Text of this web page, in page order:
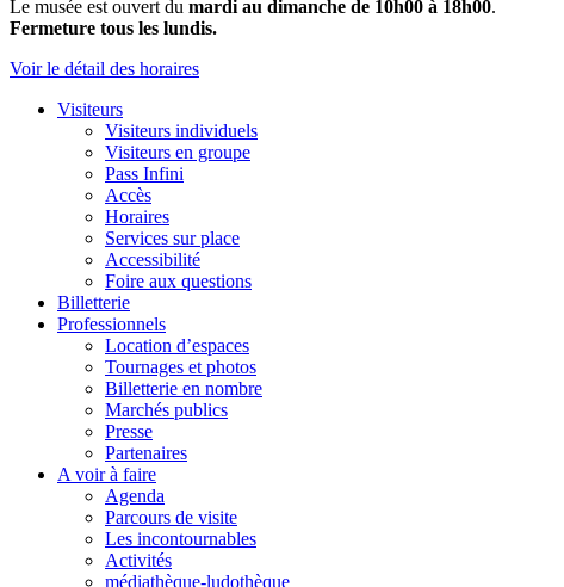
Le musée est ouvert du mardi au dimanche de 10h00 à 18h00.
Fermeture tous les lundis.
Voir le détail des horaires
Visiteurs
Visiteurs individuels
Visiteurs en groupe
Pass Infini
Accès
Horaires
Services sur place
Accessibilité
Foire aux questions
Billetterie
Professionnels
Location d’espaces
Tournages et photos
Billetterie en nombre
Marchés publics
Presse
Partenaires
A voir à faire
Agenda
Parcours de visite
Les incontournables
Activités
médiathèque-ludothèque